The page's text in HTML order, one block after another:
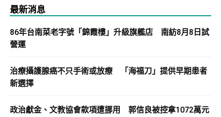
最新消息
86年台南菜老字號「錦霞樓」升級旗艦店 南紡8月8日試
營運
治療攝護腺癌不只手術或放療 「海福刀」提供早期患者
新選擇
政治獻金、文教協會款項遭挪用 郭信良被控拿1072萬元